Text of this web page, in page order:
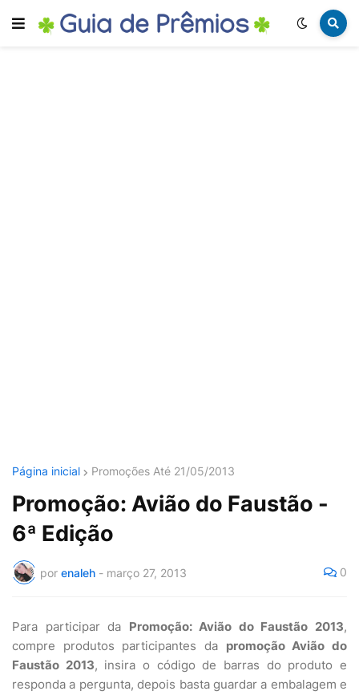
Página inicial Promoções Até 21/05/2013
Promoção: Avião do Faustão -
6ª Edição
por enaleh - março 27, 2013 0
Para participar da Promoção: Avião do Faustão 2013,
compre produtos participantes da promoção Avião do
Faustão 2013, insira o código de barras do produto e
responda a pergunta, depois basta guardar a embalagem e